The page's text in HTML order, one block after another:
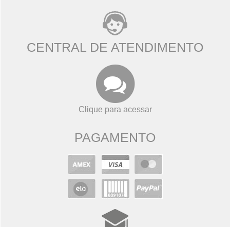
CENTRAL DE ATENDIMENTO
Clique para acessar
PAGAMENTO